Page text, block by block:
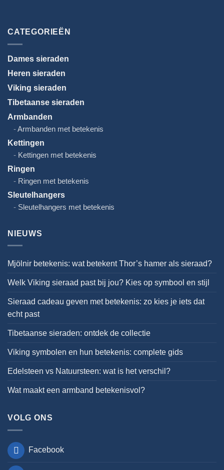
CATEGORIEËN
Dames sieraden
Heren sieraden
Viking sieraden
Tibetaanse sieraden
Armbanden
Armbanden met betekenis
Kettingen
Kettingen met betekenis
Ringen
Ringen met betekenis
Sleutelhangers
Sleutelhangers met betekenis
NIEUWS
Mjölnir betekenis: wat betekent Thor’s hamer als sieraad?
Welk Viking sieraad past bij jou? Kies op symbool en stijl
Sieraad cadeau geven met betekenis: zo kies je iets dat
echt past
Tibetaanse sieraden: ontdek de collectie
Viking symbolen en hun betekenis: complete gids
Edelsteen vs Natuursteen: wat is het verschil?
Wat maakt een armband betekenisvol?
VOLG ONS
Facebook